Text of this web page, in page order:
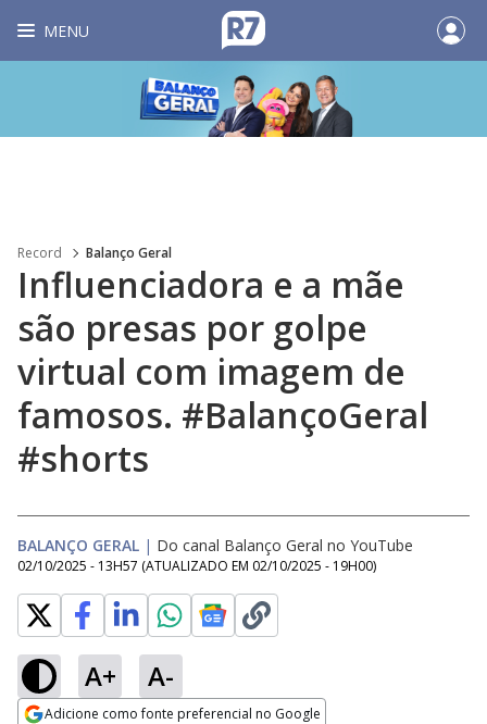
MENU
Record Balanço Geral
Influenciadora e a mãe
são presas por golpe
virtual com imagem de
famosos. #BalançoGeral
#shorts
BALANÇO GERAL | Do canal Balanço Geral no YouTube
02/10/2025 - 13H57 (ATUALIZADO EM 02/10/2025 - 19H00)
A+ A-
Adicione como fonte preferencial no Google